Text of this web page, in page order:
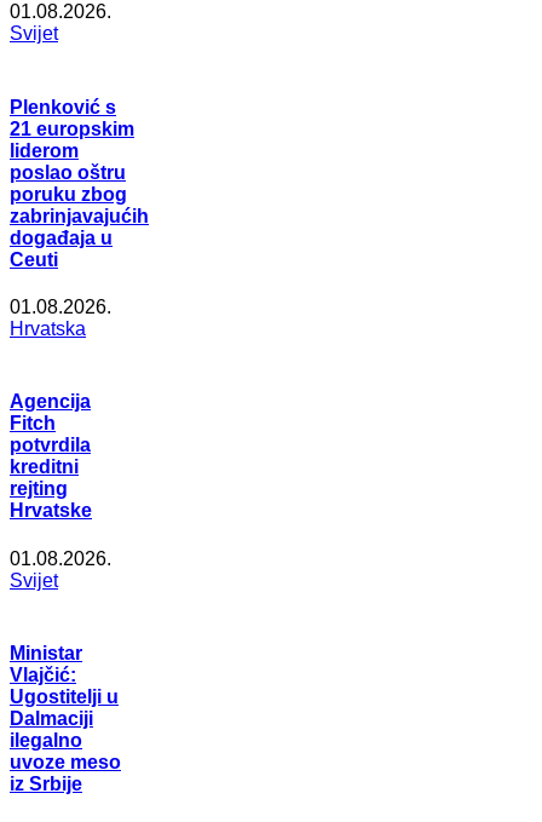
01.08.2026.
Svijet
Plenković s
21 europskim
liderom
poslao oštru
poruku zbog
zabrinjavajućih
događaja u
Ceuti
01.08.2026.
Hrvatska
Agencija
Fitch
potvrdila
kreditni
rejting
Hrvatske
01.08.2026.
Svijet
Ministar
Vlajčić:
Ugostitelji u
Dalmaciji
ilegalno
uvoze meso
iz Srbije